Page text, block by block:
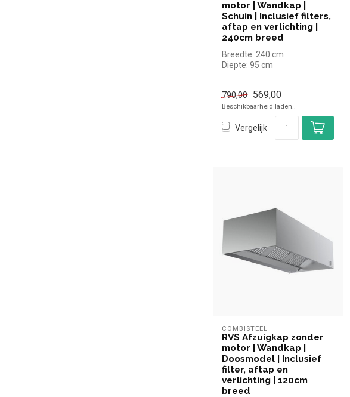
motor | Wandkap |
Schuin | Inclusief filters,
aftap en verlichting |
240cm breed
Breedte: 240 cm
Diepte: 95 cm
790,00 569,00
Beschikbaarheid laden..
Vergelijk
COMBISTEEL
RVS Afzuigkap zonder
motor | Wandkap |
Doosmodel | Inclusief
filter, aftap en
verlichting | 120cm
breed